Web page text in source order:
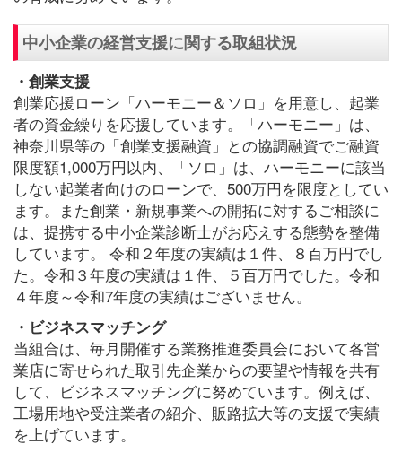
中小企業の経営支援に関する取組状況
・創業支援
創業応援ローン「ハーモニー＆ソロ」を用意し、起業
者の資金繰りを応援しています。「ハーモニー」は、
神奈川県等の「創業支援融資」との協調融資でご融資
限度額1,000万円以内、「ソロ」は、ハーモニーに該当
しない起業者向けのローンで、500万円を限度としてい
ます。また創業・新規事業への開拓に対するご相談に
は、提携する中小企業診断士がお応えする態勢を整備
しています。 令和２年度の実績は１件、８百万円でし
た。令和３年度の実績は１件、５百万円でした。令和
４年度～令和7年度の実績はございません。
・ビジネスマッチング
当組合は、毎月開催する業務推進委員会において各営
業店に寄せられた取引先企業からの要望や情報を共有
して、ビジネスマッチングに努めています。例えば、
工場用地や受注業者の紹介、販路拡大等の支援で実績
を上げています。